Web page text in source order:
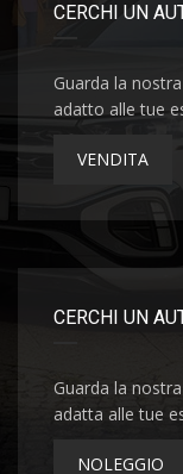
CERCHI UN
Guarda la
adatto alle tue
VENDITA
CERCHI UN
Guarda la
adatta alle tue
NOLEGGIO